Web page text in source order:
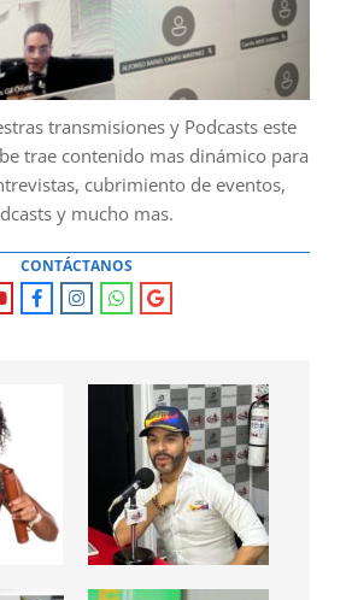
transmisiones y Podcasts este
trae contenido mas dinámico para
cubrimiento de eventos,
y mucho mas.
CONTÁCTANOS